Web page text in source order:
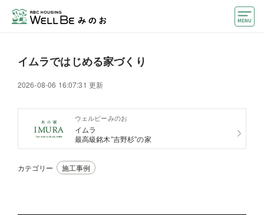
イベント情報・プレゼント
アクセス
好みからモデルハウスを探す
イムラではじめる家づくり
2026-08-06 16:07:31 更新
ウェルビーみのお
イムラ
最高級銘木”吉野杉”の家
カテゴリー 施工事例